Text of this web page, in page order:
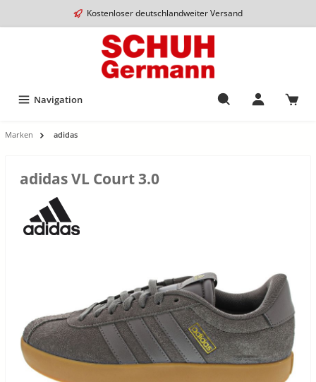
Kostenloser deutschlandweiter Versand
Navigation
Marken adidas
adidas VL Court 3.0